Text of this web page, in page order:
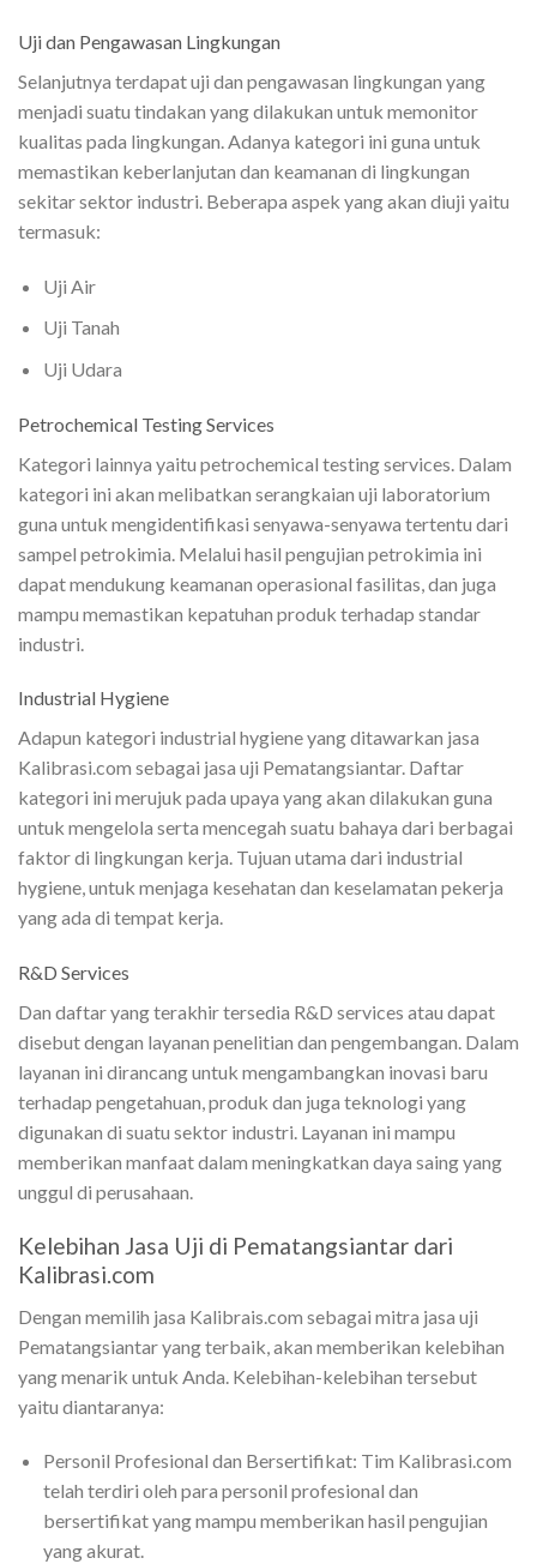
Uji dan Pengawasan Lingkungan
Selanjutnya terdapat uji dan pengawasan lingkungan yang
menjadi suatu tindakan yang dilakukan untuk memonitor
kualitas pada lingkungan. Adanya kategori ini guna untuk
memastikan keberlanjutan dan keamanan di lingkungan
sekitar sektor industri. Beberapa aspek yang akan diuji yaitu
termasuk:
Uji Air
Uji Tanah
Uji Udara
Petrochemical Testing Services
Kategori lainnya yaitu petrochemical testing services. Dalam
kategori ini akan melibatkan serangkaian uji laboratorium
guna untuk mengidentifikasi senyawa-senyawa tertentu dari
sampel petrokimia. Melalui hasil pengujian petrokimia ini
dapat mendukung keamanan operasional fasilitas, dan juga
mampu memastikan kepatuhan produk terhadap standar
industri.
Industrial Hygiene
Adapun kategori industrial hygiene yang ditawarkan jasa
Kalibrasi.com sebagai jasa uji Pematangsiantar. Daftar
kategori ini merujuk pada upaya yang akan dilakukan guna
untuk mengelola serta mencegah suatu bahaya dari berbagai
faktor di lingkungan kerja. Tujuan utama dari industrial
hygiene, untuk menjaga kesehatan dan keselamatan pekerja
yang ada di tempat kerja.
R&D Services
Dan daftar yang terakhir tersedia R&D services atau dapat
disebut dengan layanan penelitian dan pengembangan. Dalam
layanan ini dirancang untuk mengambangkan inovasi baru
terhadap pengetahuan, produk dan juga teknologi yang
digunakan di suatu sektor industri. Layanan ini mampu
memberikan manfaat dalam meningkatkan daya saing yang
unggul di perusahaan.
Kelebihan Jasa Uji di Pematangsiantar dari
Kalibrasi.com
Dengan memilih jasa Kalibrais.com sebagai mitra jasa uji
Pematangsiantar yang terbaik, akan memberikan kelebihan
yang menarik untuk Anda. Kelebihan-kelebihan tersebut
yaitu diantaranya:
Personil Profesional dan Bersertifikat: Tim Kalibrasi.com
telah terdiri oleh para personil profesional dan
bersertifikat yang mampu memberikan hasil pengujian
yang akurat.